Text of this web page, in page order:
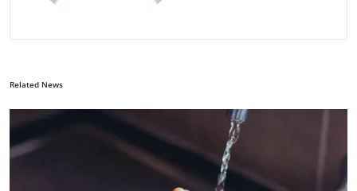
Related News